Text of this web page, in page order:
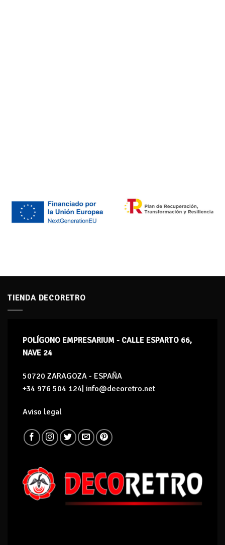
TIENDA DECORETRO
POLÍGONO EMPRESARIUM - CALLE ESPARTO 66,
NAVE 24
50720 ZARAGOZA - ESPAÑA
+34 976 504 124| info@decoretro.net
Aviso legal